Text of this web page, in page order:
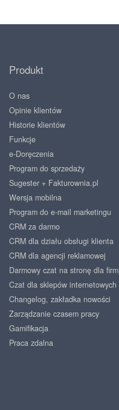
Produkt
O nas
Opinie klientów
Historie klientów
Funkcje
e-Doręczenia
Program do sprzedaży
Sugester + Fakturownia.pl
Wersja mobilna
Program do e-mail marketingu
CRM za darmo
CRM dla działu obsługi klienta
CRM dla agencji reklamowej
Darmowy czat na stronę dla firm
Czat dla sklepów internetowych
Changelog, zakładka nowości
Zarządzanie czasem pracy
Gamifikacja
Praca zdalna